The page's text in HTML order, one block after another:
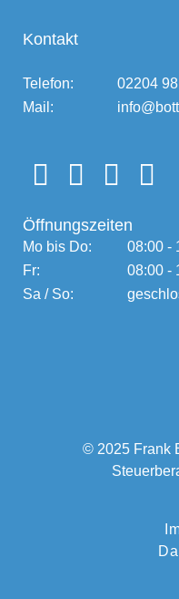
Kontakt
Telefon:
02204
Mail:
Öffnungszeiten
Mo bis Do:
08:00 -
Fr:
08:00 -
Sa / So:
© 2025 Frank